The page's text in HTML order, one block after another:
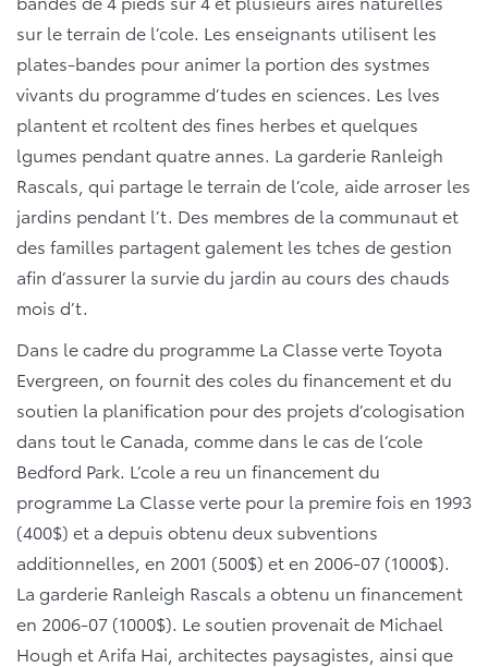
sur le terrain de l’cole. Les enseignants utilisent les
plates-bandes pour animer la portion des systmes
vivants du programme d’tudes en sciences. Les lves
plantent et rcoltent des fines herbes et quelques
lgumes pendant quatre annes. La garderie Ranleigh
Rascals, qui partage le terrain de l’cole, aide arroser les
jardins pendant l’t. Des membres de la communaut et
des familles partagent galement les tches de gestion
afin d’assurer la survie du jardin au cours des chauds
mois d’t.
Dans le cadre du programme La Classe verte Toyota
Evergreen, on fournit des coles du financement et du
soutien la planification pour des projets d’cologisation
dans tout le Canada, comme dans le cas de l’cole
Bedford Park. L’cole a reu un financement du
programme La Classe verte pour la premire fois en 1993
(400$) et a depuis obtenu deux subventions
additionnelles, en 2001 (500$) et en 2006-07 (1000$).
La garderie Ranleigh Rascals a obtenu un financement
en 2006-07 (1000$). Le soutien provenait de Michael
Hough et Arifa Hai, architectes paysagistes, ainsi que